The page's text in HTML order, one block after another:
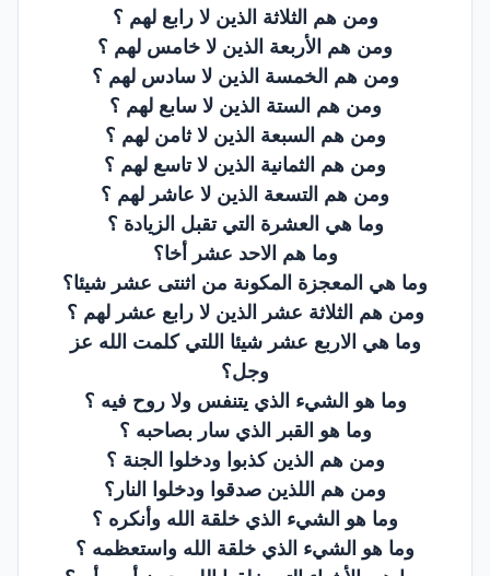
ومن هم الثلاثة الذين لا رابع لهم ؟
ومن هم الأربعة الذين لا خامس لهم ؟
ومن هم الخمسة الذين لا سادس لهم ؟
ومن هم الستة الذين لا سابع لهم ؟
ومن هم السبعة الذين لا ثامن لهم ؟
ومن هم الثمانية الذين لا تاسع لهم ؟
ومن هم التسعة الذين لا عاشر لهم ؟
وما هي العشرة التي تقبل الزيادة ؟
وما هم الاحد عشر أخا؟
وما هي المعجزة المكونة من اثنتى عشر شيئا؟
ومن هم الثلاثة عشر الذين لا رابع عشر لهم ؟
وما هي الاربع عشر شيئا اللتي كلمت الله عز
وجل؟
وما هو الشيء الذي يتنفس ولا روح فيه ؟
وما هو القبر الذي سار بصاحبه ؟
ومن هم الذين كذبوا ودخلوا الجنة ؟
ومن هم اللذين صدقوا ودخلوا النار؟
وما هو الشيء الذي خلقة الله وأنكره ؟
وما هو الشيء الذي خلقة الله واستعظمه ؟